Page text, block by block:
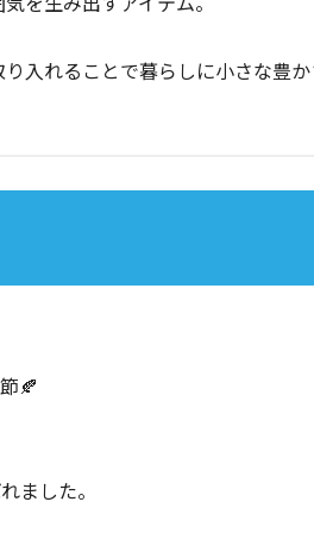
入れることで暮らしに小さな豊
🍂
ました。